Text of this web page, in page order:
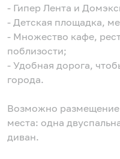
- Гипер Лента и
- Детская площадка,
- Множество кафе,
поблизости;
- Удобная дорога,
города.
Возможно размещение
места: одна
диван.